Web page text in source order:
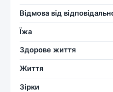
Відмова від
Їжа
Здорове життя
Життя
Зірки